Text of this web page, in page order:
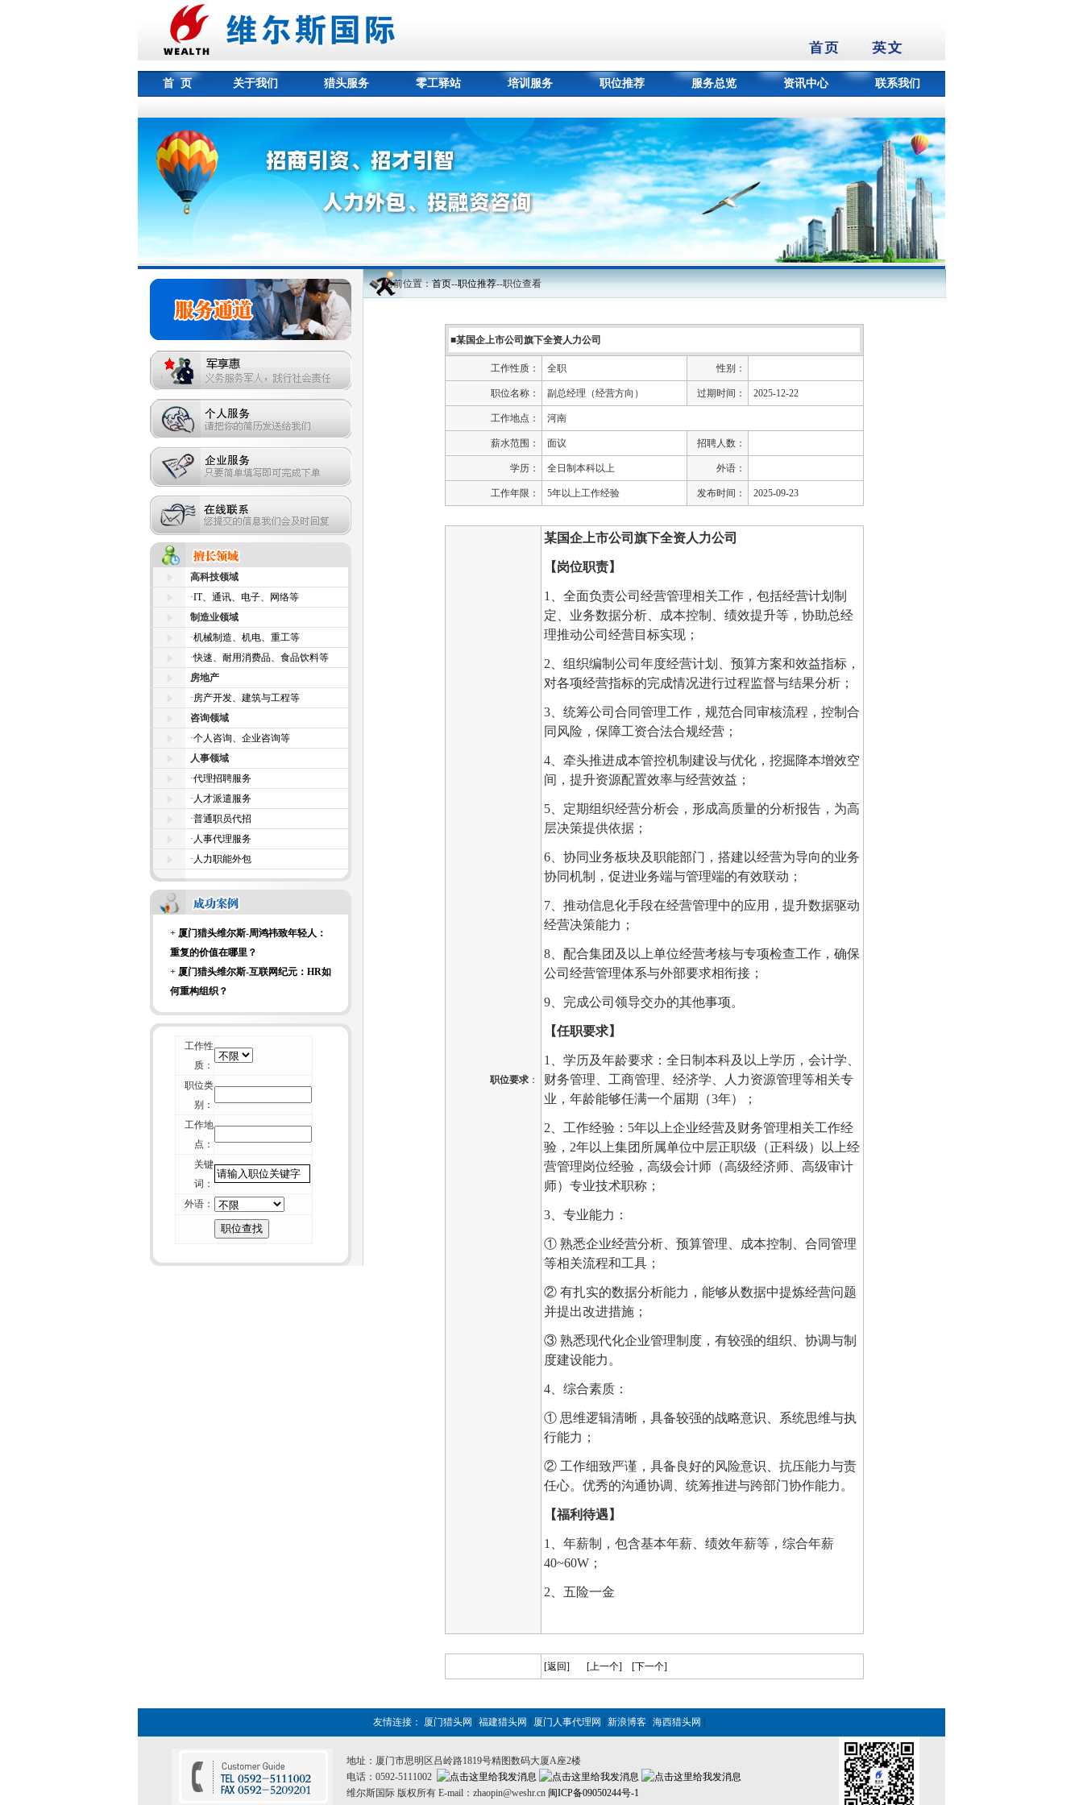
首 页 关于我们 猎头服务 零工驿站 培训服务 职位推荐 服务总览 资讯中心 联系我们
高科技领域
·IT、通讯、电子、网络等
制造业领域
·机械制造、机电、重工等
·快速、耐用消费品、食品饮料等
房地产
·房产开发、建筑与工程等
咨询领域
·个人咨询、企业咨询等
人事领域
·代理招聘服务
· 人才派遣服务
·普通职员代招
· 人事代理服务
· 人力职能外包
厦门猎头维尔斯-科技大亨面试时都
爱问什么样的面试问题？
厦门猎头维尔斯-来自杰出商界女性
的7条建议
厦门猎头维尔斯-招聘行业不可能“干
掉” 猎头
厦门猎头维尔斯-一位资深HR的校园
招聘经验谈
+厦门猎头维尔斯-论如何毁掉你留给
别人的第一印象
+厦门猎头维尔斯-周鸿祎致年轻人：
重复的价值在哪里？
+厦门猎头维尔斯-互联网纪元：HR如
何重构组织？
+厦门猎头维尔斯-刺猬效应：团体如
何变成团队？
爱问什么样的面试问题？
厦门猎头维尔斯-来自杰出商界女性
的7条建议
厦门猎头维尔斯-招聘行业不可能“干
掉” 猎头
厦门猎头维尔斯-一位资深HR的校园
招聘经验谈
厦门猎头维尔斯-论如何毁掉你留给
别人的第一印象
厦门猎头维尔斯-周鸿祎致年轻人：
+厦门猎头维尔斯-互联网纪元：HR如
工作性
质：
职位类
别：
工作地
点：
关键
词：
外语：
当前位置：首页--职位推荐--职位查看
■某国企上市公司旗下全资人力公司
工作性质： 全职 性别：
职位名称： 副总经理（经营方向） 过期时间： 2025-12-22
工作地点： 河南
薪水范围： 面议 招聘人数：
学历： 全日制本科以上 外语：
工作年限： 5年以上工作经验 发布时间： 2025-09-23
职位要求 ：
某国企上市公司旗下全资人力公司
【岗位职责】
1、全面负责公司经营管理相关工作，包括经营计划制
定、业务数据分析、成本控制、绩效提升等，协助总经
理推动公司经营目标实现；
2、组织编制公司年度经营计划、预算方案和效益指标，
对各项经营指标的完成情况进行过程监督与结果分析；
3、统筹公司合同管理工作，规范合同审核流程，控制合
同风险，保障工资合法合规经营；
4、牵头推进成本管控机制建设与优化，挖掘降本增效空
间，提升资源配置效率与经营效益；
5、定期组织经营分析会，形成高质量的分析报告，为高
层决策提供依据；
6、协同业务板块及职能部门，搭建以经营为导向的业务
协同机制，促进业务端与管理端的有效联动；
7、推动信息化手段在经营管理中的应用，提升数据驱动
经营决策能力；
8、配合集团及以上单位经营考核与专项检查工作，确保
公司经营管理体系与外部要求相衔接；
9、完成公司领导交办的其他事项。
【任职要求】
1、 学历及年龄要求：全日制本科及以上学历，会计学、
财务管理、工商管理、经济学、人力资源管理等相关专
业，年龄能够任满一个届期（3年）；
2、 工作经验： 5年以上企业经营及财务管理相关工作经
验，2年以上集团所属单位中层正职级（正科级）以上经
营管理岗位经验，高级会计师（高级经济师、高级审计
师）专业技术职称；
3、 专业能力：
① 熟悉企业经营分析、预算管理、成本控制、合同管理
等相关流程和工具；
② 有扎实的数据分析能力，能够从数据中提炼经营问题
并提出改进措施；
③ 熟悉现代化企业管理制度，有较强的组织、协调与制
度建设能力。
4、 综合素质：
① 思维逻辑清晰，具备较强的战略意识、系统思维与执
行能力；
② 工作细致严谨，具备良好的风险意识、抗压能力与责
任心。优秀的沟通协调、统筹推进与跨部门协作能力。
【福利待遇】
1、年薪制，包含基本年薪、绩效年薪等，综合年薪
40~60W；
2、五险一金
[返回] [上一个] [下一个]
友情连接： 厦门猎头网 福建猎头网 厦门人事代理网 新浪博客 海西猎头网
地址：厦门市思明区吕岭路1819号精图数码大厦A座2楼
电话：0592-5111002
维尔斯国际 版权所有 E-mail：zhaopin@weshr.cn 闽ICP备09050244号-1